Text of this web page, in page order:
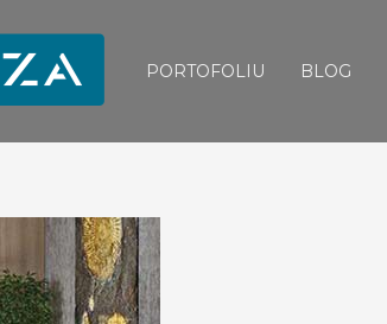
PORTOFOLIU BLOG